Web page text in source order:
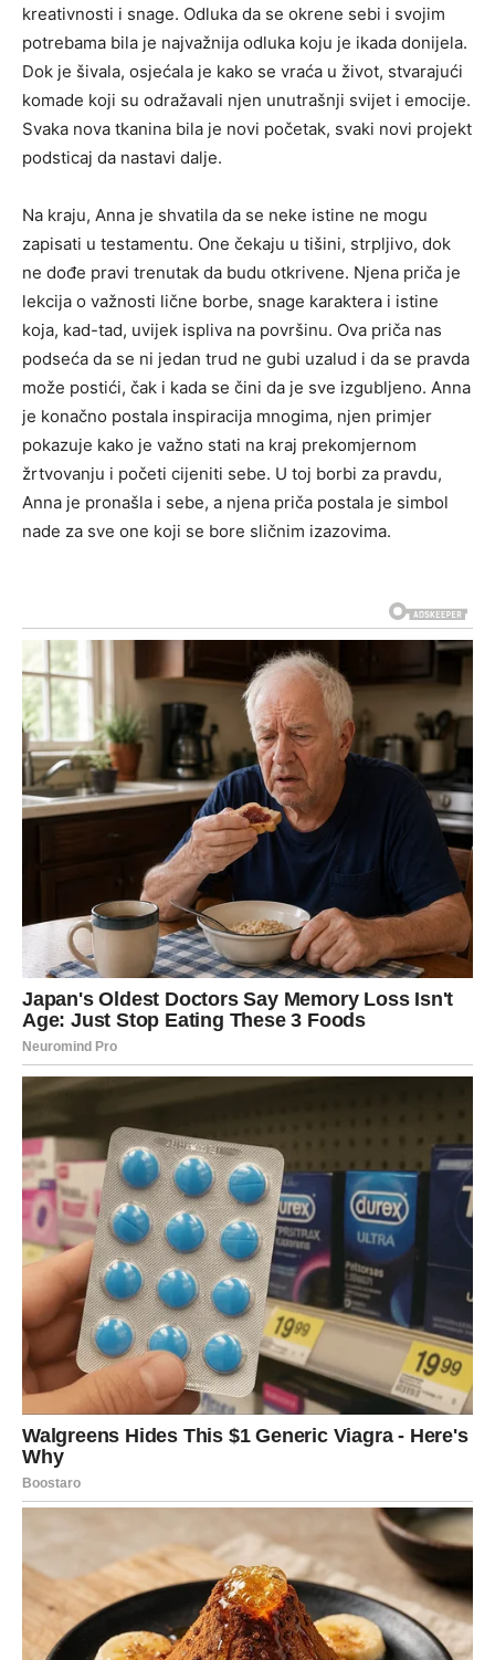
kreativnosti i snage. Odluka da se okrene sebi i svojim
potrebama bila je najvažnija odluka koju je ikada donijela.
Dok je šivala, osjećala je kako se vraća u život, stvarajući
komade koji su odražavali njen unutrašnji svijet i emocije.
Svaka nova tkanina bila je novi početak, svaki novi projekt
podsticaj da nastavi dalje.
Na kraju, Anna je shvatila da se neke istine ne mogu
zapisati u testamentu. One čekaju u tišini, strpljivo, dok
ne dođe pravi trenutak da budu otkrivene. Njena priča je
lekcija o važnosti lične borbe, snage karaktera i istine
koja, kad-tad, uvijek ispliva na površinu. Ova priča nas
podseća da se ni jedan trud ne gubi uzalud i da se pravda
može postići, čak i kada se čini da je sve izgubljeno. Anna
je konačno postala inspiracija mnogima, njen primjer
pokazuje kako je važno stati na kraj prekomjernom
žrtvovanju i početi cijeniti sebe. U toj borbi za pravdu,
Anna je pronašla i sebe, a njena priča postala je simbol
nade za sve one koji se bore sličnim izazovima.